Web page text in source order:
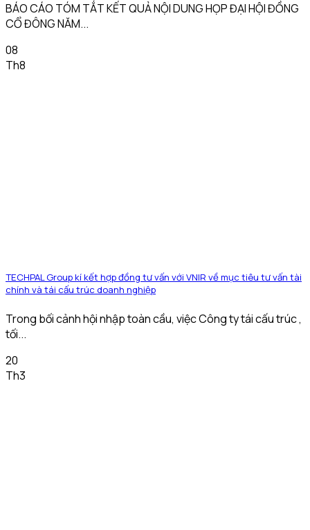
BÁO CÁO TÓM TẮT KẾT QUẢ NỘI DUNG HỌP ĐẠI HỘI ĐỒNG
CỔ ĐÔNG NĂM...
08
Th8
TECHPAL Group kí kết hợp đồng tư vấn với VNIR về mục tiêu tư vấn tài
chính và tái cấu trúc doanh nghiệp
Trong bối cảnh hội nhập toàn cầu, việc Công ty tái cấu trúc ,
tối...
20
Th3